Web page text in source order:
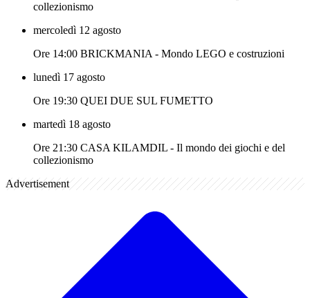
collezionismo
mercoledì 12 agosto
Ore 14:00 BRICKMANIA - Mondo LEGO e costruzioni
lunedì 17 agosto
Ore 19:30 QUEI DUE SUL FUMETTO
martedì 18 agosto
Ore 21:30 CASA KILAMDIL - Il mondo dei giochi e del
collezionismo
Advertisement